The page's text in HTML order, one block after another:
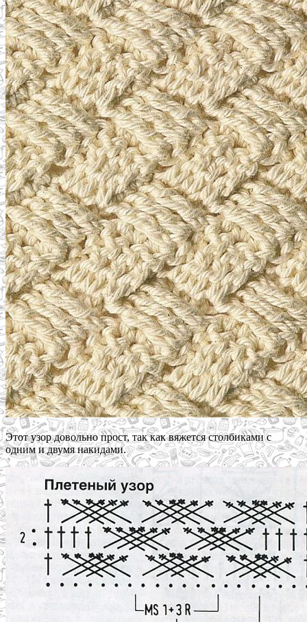
Этот узор довольно прост, так как вяжется столбиками с
одним и двумя накидами.